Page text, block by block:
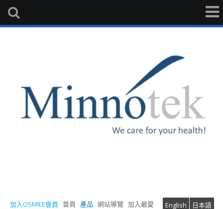
加入OSMILE會員 首頁 產品 網站導覽 English 日本語
加入最愛